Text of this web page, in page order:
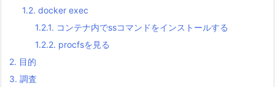
1.2. docker exec
1.2.1. コンテナ内でssコマンドをインストールする
1.2.2. procfsを見る
2. 目的
3. 調査